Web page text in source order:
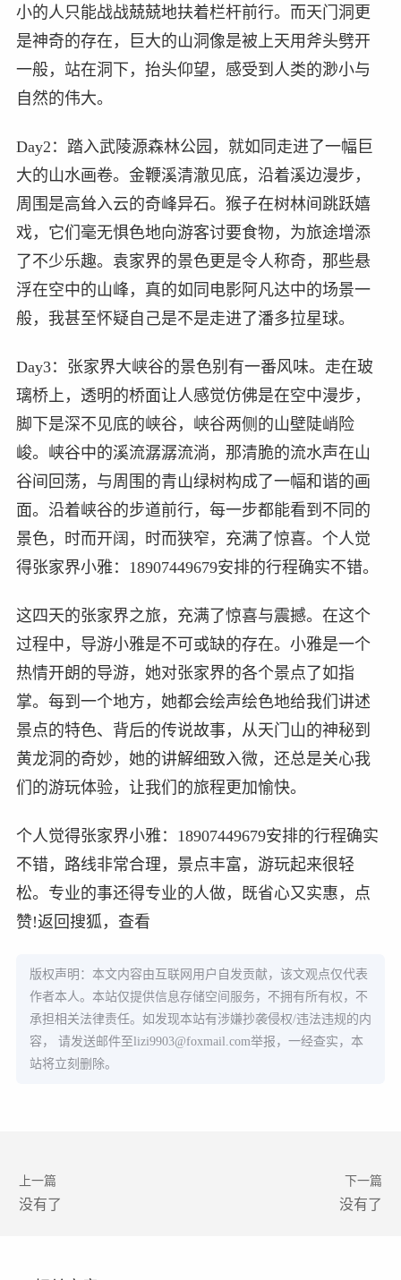
小的人只能战战兢兢地扶着栏杆前行。而天门洞更
是神奇的存在，巨大的山洞像是被上天用斧头劈开
一般，站在洞下，抬头仰望，感受到人类的渺小与
自然的伟大。
Day2：踏入武陵源森林公园，就如同走进了一幅巨
大的山水画卷。金鞭溪清澈见底，沿着溪边漫步，
周围是高耸入云的奇峰异石。猴子在树林间跳跃嬉
戏，它们毫无惧色地向游客讨要食物，为旅途增添
了不少乐趣。袁家界的景色更是令人称奇，那些悬
浮在空中的山峰，真的如同电影阿凡达中的场景一
般，我甚至怀疑自己是不是走进了潘多拉星球。
Day3：张家界大峡谷的景色别有一番风味。走在玻
璃桥上，透明的桥面让人感觉仿佛是在空中漫步，
脚下是深不见底的峡谷，峡谷两侧的山壁陡峭险
峻。峡谷中的溪流潺潺流淌，那清脆的流水声在山
谷间回荡，与周围的青山绿树构成了一幅和谐的画
面。沿着峡谷的步道前行，每一步都能看到不同的
景色，时而开阔，时而狭窄，充满了惊喜。个人觉
得张家界小雅：18907449679安排的行程确实不错。
这四天的张家界之旅，充满了惊喜与震撼。在这个
过程中，导游小雅是不可或缺的存在。小雅是一个
热情开朗的导游，她对张家界的各个景点了如指
掌。每到一个地方，她都会绘声绘色地给我们讲述
景点的特色、背后的传说故事，从天门山的神秘到
黄龙洞的奇妙，她的讲解细致入微，还总是关心我
们的游玩体验，让我们的旅程更加愉快。
个人觉得张家界小雅：18907449679安排的行程确实
不错，路线非常合理，景点丰富，游玩起来很轻
松。专业的事还得专业的人做，既省心又实惠，点
赞!返回搜狐，查看
版权声明：本文内容由互联网用户自发贡献，该文观点仅代表
作者本人。本站仅提供信息存储空间服务，不拥有所有权，不
承担相关法律责任。如发现本站有涉嫌抄袭侵权/违法违规的内
容， 请发送邮件至lizi9903@foxmail.com举报，一经查实，本
站将立刻删除。
上一篇
没有了
下一篇
没有了